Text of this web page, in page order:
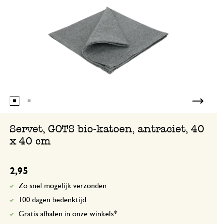
Servet, GOTS bio-katoen, antraciet, 40
x 40 cm
2,95
Zo snel mogelijk verzonden
100 dagen bedenktijd
Gratis afhalen in onze winkels*
1
Mooi